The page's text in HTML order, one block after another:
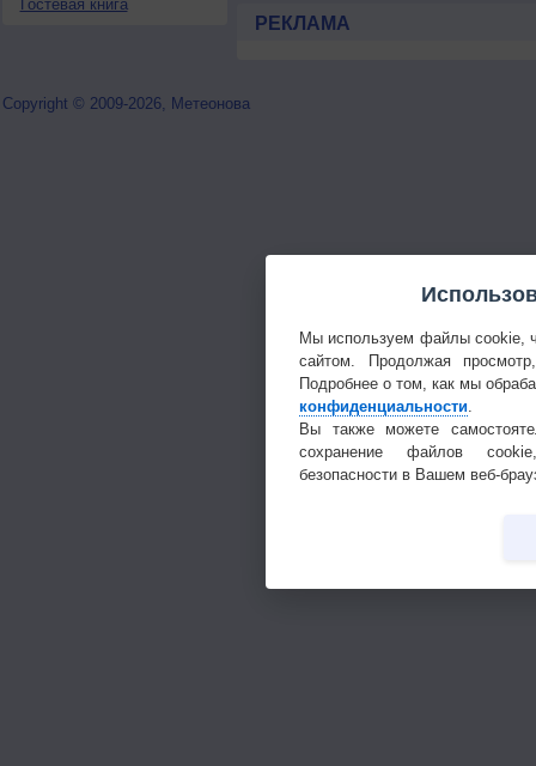
Гостевая книга
РЕКЛАМА
Copyright © 2009-2026, Метеонова
Мы используем файлы cookie,
сайтом. Продолжая
Подробнее о том, как мы
конфиденциальности
Вы также можете
сохранение файлов
безопасности в Вашем веб-